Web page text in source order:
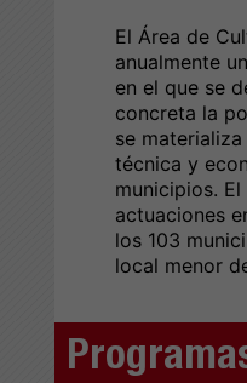
El Área de
anualmente
en el que se
concreta la
se
técnica y
municipios.
actuaciones
los 103
local menor